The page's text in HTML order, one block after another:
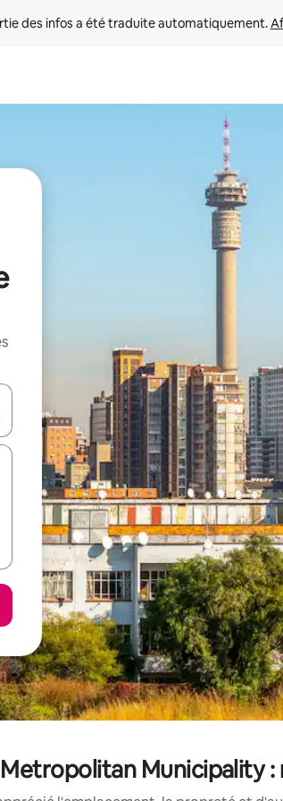
des infos a été traduite automatiquement.
les flèches vers le haut et vers le bas,
Municipality :